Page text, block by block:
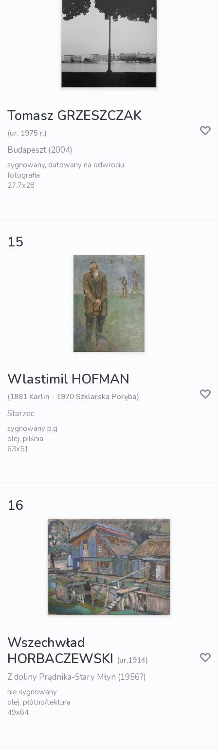
Tomasz GRZESZCZAK
(ur. 1975 r.)
Budapeszt (2004)
sygnowany, datowany na odwrociu
fotografia
27.7x28
15
Wlastimil HOFMAN
(1881 Karlin - 1970 Szklarska Poręba)
Starzec
sygnowany p.g.
olej, pilśnia
63x51
16
Wszechwład
HORBACZEWSKI (ur.1914)
Z doliny Prądnika-Stary Młyn (1956?)
nie sygnowany
olej, płótno/tektura
49x64